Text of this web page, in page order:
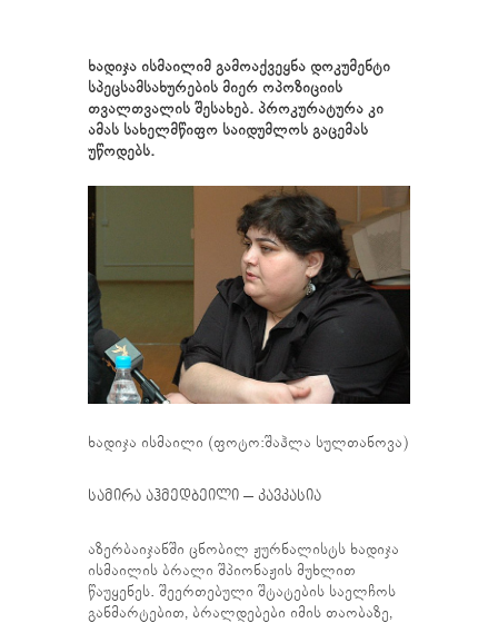
ხადიჯა ისმაილიმ გამოაქვეყნა დოკუმენტი
სპეცსამსახურების მიერ ოპოზიციის
თვალთვალის შესახებ. პროკურატურა კი
ამას სახელმწიფო საიდუმლოს გაცემას
უწოდებს.
ხადიჯა ისმაილი (ფოტო:შაჰლა სულთანოვა)
სამირა აჰმედბეილი – კავკასია
აზერბაიჯანში ცნობილ ჟურნალისტს ხადიჯა
ისმაილის ბრალი შპიონაჟის მუხლით
წაუყენეს. შეერთებული შტატების საელჩოს
განმარტებით, ბრალდებები იმის თაობაზე,